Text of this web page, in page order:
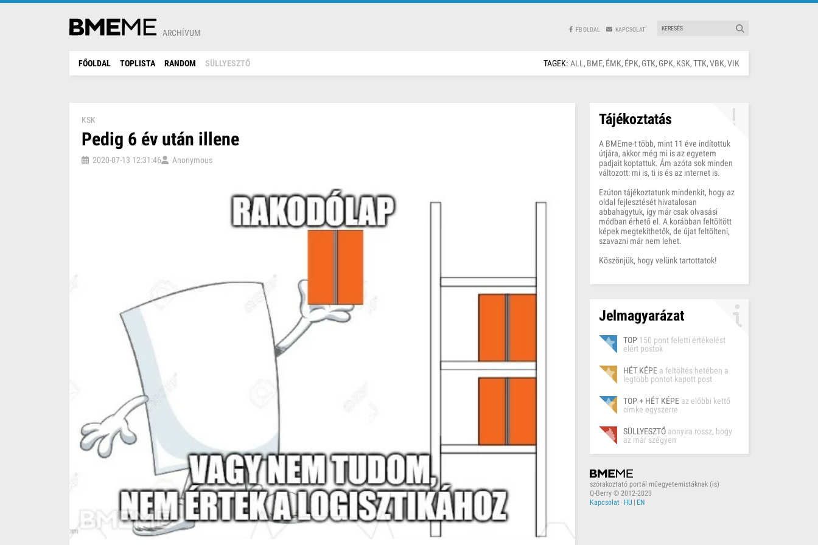
ARCHÍVUM FB OLDAL KAPCSOLAT
FŐOLDAL TOPLISTA RANDOM SÜLLYESZTŐ TAGEK: ALL BME ÉMK ÉPK GTK GPK KSK TTK VBK VIK
KSK
Pedig 6 év után illene
2020-07-13 12:31:46 Anonymous
Tájékoztatás
A BMEme-t több, mint 11 éve indítottuk
útjára, akkor még mi is az egyetem
padjait koptattuk. Ám azóta sok minden
változott: mi is, ti is és az internet is.
Ezúton tájékoztatunk mindenkit, hogy az
oldal fejlesztését hivatalosan
abbahagytuk, így már csak olvasási
módban érhető el. A korábban feltöltött
képek megtekithetők, de újat feltölteni,
szavazni már nem lehet.
Köszönjük, hogy velünk tartottatok!
Jelmagyarázat
TOP 150 pont feletti értékelést
elért postok
HÉT KÉPE a feltöltés hetében a
legtöbb pontot kapott post
TOP + HÉT KÉPE az előbbi kettő
címke egyszerre
SÜLLYESZTŐ annyira rossz, hogy
az már szégyen
szórakoztató portál műegyetemistáknak (is)
Q-Berry © 2012-2023
Kapcsolat · HU | EN